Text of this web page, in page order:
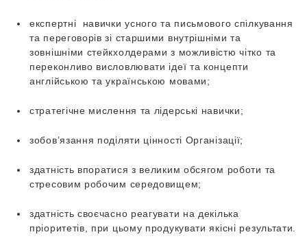
експертні навички усного та письмового спілкування
та переговорів зі старшими внутрішніми та
зовнішніми стейкхолдерами з можливістю чітко та
переконливо висловлювати ідеї та концепти
англійською та українською мовами;
стратегічне мислення та лідерські навички;
зобов’язання поділяти цінності Організації;
здатність впоратися з великим обсягом роботи та
стресовим робочим середовищем;
здатність своєчасно реагувати на декілька
пріоритетів, при цьому продукувати якісні результати.